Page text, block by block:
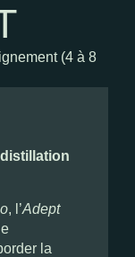
(4 à 8
, l’Adept
la